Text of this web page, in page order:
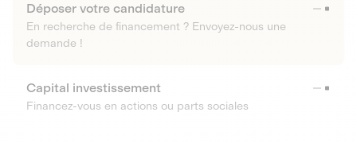
Déposer votre candidature
En recherche de financement ? Envoyez-nous une
demande !
Capital investissement
Financez-vous en actions ou parts sociales